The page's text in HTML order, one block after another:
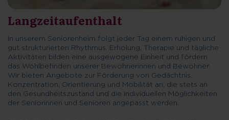
Langzeitaufenthalt
In unserem Seniorenheim folgt jeder Tag einem ruhigen und
gut strukturierten Rhythmus. Erholung, Therapie und tägliche
Aktivitäten bilden eine ausgewogene Einheit und fördern
das Wohlbefinden unserer Bewohnerinnen und Bewohner.
Wir bieten Angebote zur Förderung von Gedächtnis,
Konzentration, Orientierung und Mobilität an, die stets an
den Gesundheitszustand und die individuellen Möglichkeiten
der Seniorinnen und Senioren angepasst werden.